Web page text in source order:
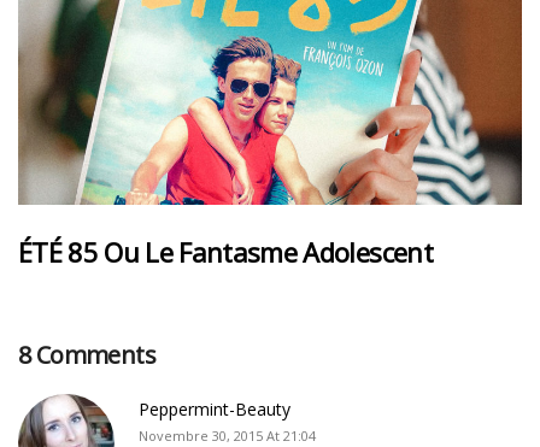
ÉTÉ 85 Ou Le Fantasme Adolescent
8 Comments
Peppermint-Beauty
Novembre 30, 2015 At 21:04